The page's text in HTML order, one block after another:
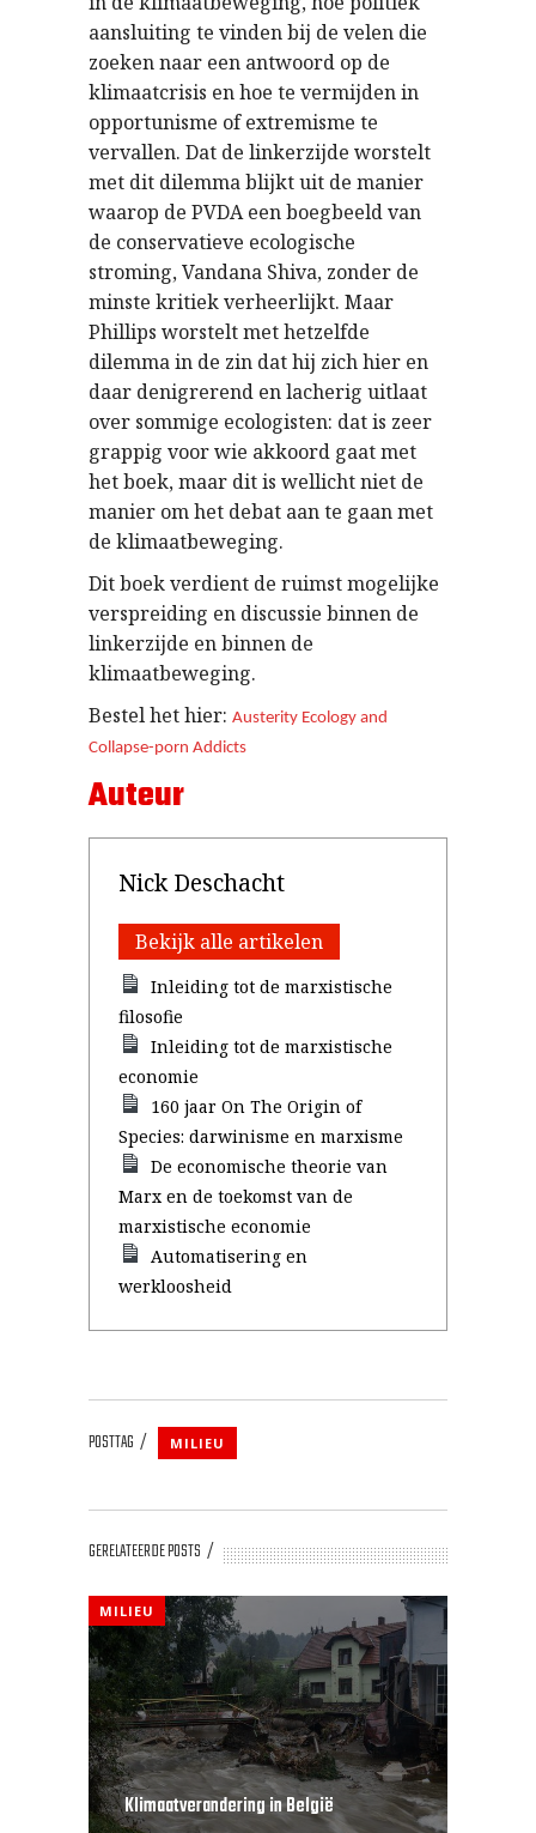
aansluiting te vinden bij de velen die
zoeken naar een antwoord op de
klimaatcrisis en hoe te vermijden in
opportunisme of extremisme te
vervallen. Dat de linkerzijde worstelt
met dit dilemma blijkt uit de manier
waarop de PVDA een boegbeeld van
de conservatieve ecologische
stroming, Vandana Shiva, zonder de
minste kritiek verheerlijkt. Maar
Phillips worstelt met hetzelfde
dilemma in de zin dat hij zich hier en
daar denigrerend en lacherig uitlaat
over sommige ecologisten: dat is zeer
grappig voor wie akkoord gaat met
het boek, maar dit is wellicht niet de
manier om het debat aan te gaan met
de klimaatbeweging.
Dit boek verdient de ruimst mogelijke
verspreiding en discussie binnen de
linkerzijde en binnen de
klimaatbeweging.
Bestel het hier: Austerity Ecology and
Collapse-porn Addicts
Auteur
Nick Deschacht
Bekijk alle artikelen
Inleiding tot de marxistische
filosofie
Inleiding tot de marxistische
economie
160 jaar On The Origin of
Species: darwinisme en marxisme
De economische theorie van
Marx en de toekomst van de
marxistische economie
Automatisering en
werkloosheid
POSTTAG MILIEU
GERELATEERDE POSTS
MILIEU
Klimaatverandering in België